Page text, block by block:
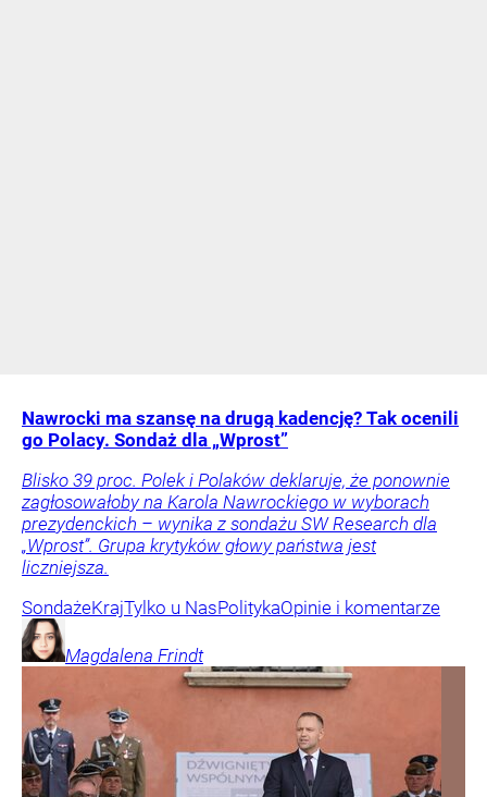
Nawrocki ma szansę na drugą kadencję? Tak ocenili
go Polacy. Sondaż dla „Wprost”
Blisko 39 proc. Polek i Polaków deklaruje, że ponownie
zagłosowałoby na Karola Nawrockiego w wyborach
prezydenckich – wynika z sondażu SW Research dla
„Wprost”. Grupa krytyków głowy państwa jest
liczniejsza.
SondażeKrajTylko u NasPolitykaOpinie i komentarze
Magdalena Frindt